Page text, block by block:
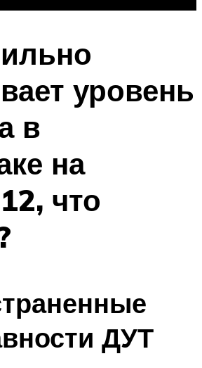
уровень
в
на
что
ДУТ